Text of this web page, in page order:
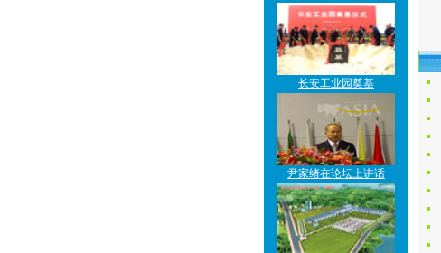
长安工业园奠基
尹家绪在论坛上讲话